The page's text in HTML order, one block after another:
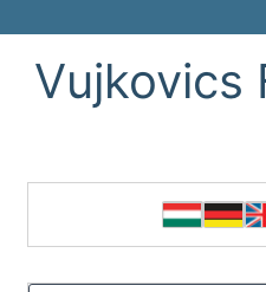
Vujkovics